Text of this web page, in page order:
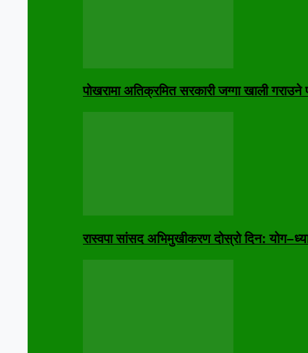
पोखरामा अतिक्रमित सरकारी जग्गा खाली गराउने
रास्वपा सांसद अभिमुखीकरण दोस्रो दिन: